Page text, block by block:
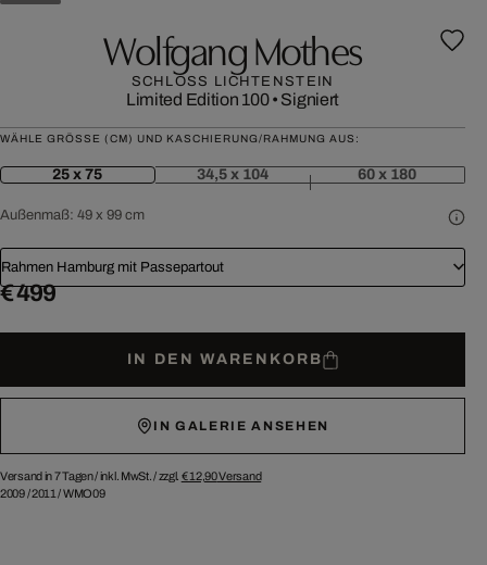
Wolfgang Mothes
SCHLOSS LICHTENSTEIN
Limited Edition 100• Signiert
WÄHLE GRÖSSE (CM) UND KASCHIERUNG/RAHMUNG AUS:
25 x 75 34,5 x 104 60 x 180
Außenmaß: 49 x 99 cm
Rahmen Hamburg mit Passepartout
€ 499
IN DEN WARENKORB
IN GALERIE ANSEHEN
Versand in 7 Tagen /inkl. MwSt. / zzgl. € 12,90Versand
2009/2011 /WMO09